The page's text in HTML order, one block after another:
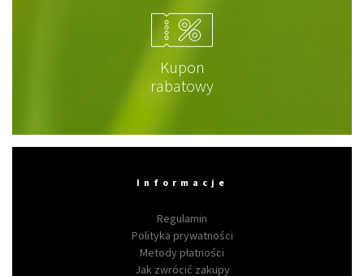
Kupon
rabatowy
Informacje
Regulamin
Polityka prywatności
Metody płatności
Jak zwrócić zakupy